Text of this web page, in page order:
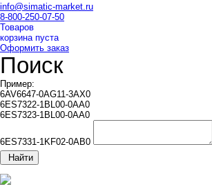
info@simatic-market.ru
8-800-250-07-50
Товаров
корзина пуста
Оформить заказ
Поиск
Пример:
6AV6647-0AG11-3AX0
6ES7322-1BL00-0AA0
6ES7323-1BL00-0AA0
6ES7331-1KF02-0AB0
Найти